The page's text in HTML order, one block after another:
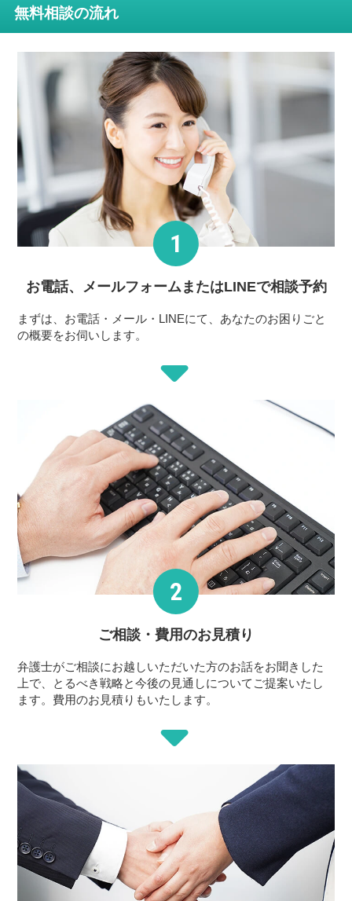
無料相談の流れ
お電話、メールフォームまたはLINEで相談予約
まずは、お電話・メール・LINEにて、あなたのお困りごと
の概要をお伺いします。
ご相談・費用のお見積り
弁護士がご相談にお越しいただいた方のお話をお聞きした
上で、とるべき戦略と今後の見通しについてご提案いたし
ます。費用のお見積りもいたします。